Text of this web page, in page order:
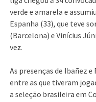
verde e amarela e
Espanha (33), que teve
(Barcelona) e Vinícius
vez.
As presenças de Ibañez
entre as que tiveram
a seleção brasileira em